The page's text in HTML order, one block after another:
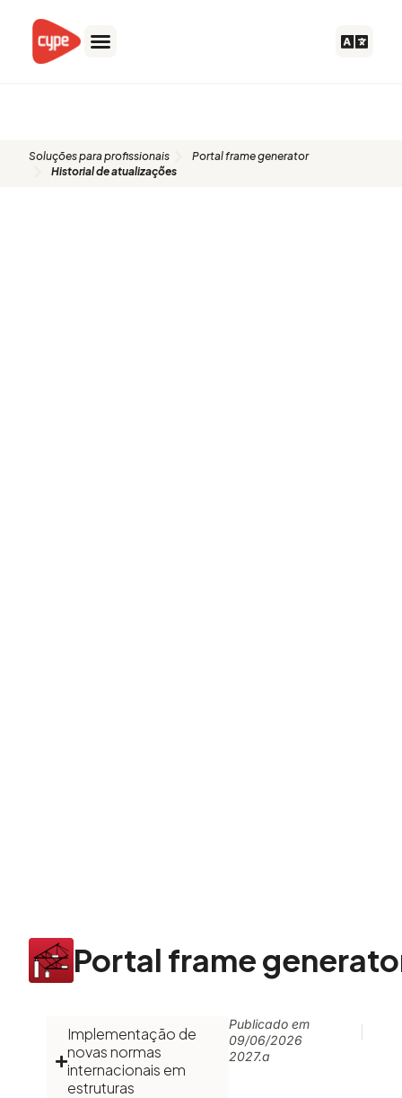
content
Soluções para profissionais
Portal frame generator
Historial de atualizações
Portal frame
Implementação de
novas normas
internacionais em
estruturas
Publicado em
09/06/2026
2027.a